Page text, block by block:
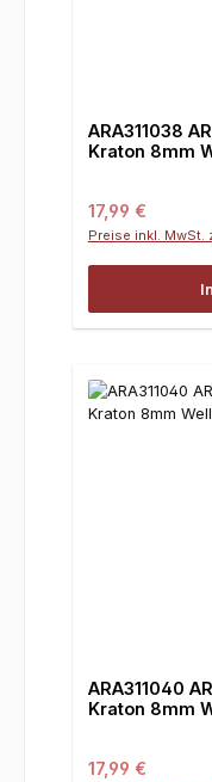
ARA311038
Kraton 8mm
Regulärer Preis:
17,99 €
Preise inkl. MwSt.
ARA311040
Kraton 8mm
Regulärer Preis:
17,99 €